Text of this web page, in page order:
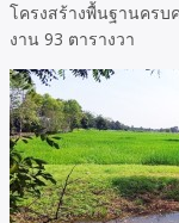
โครงสร้างพื้นฐานครบ
งาน 93 ตารางวา